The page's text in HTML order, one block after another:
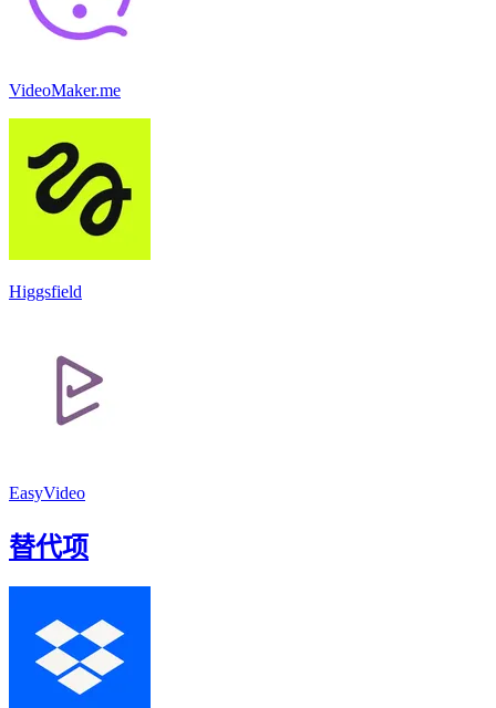
VideoMaker.me
Higgsfield
EasyVideo
替代项